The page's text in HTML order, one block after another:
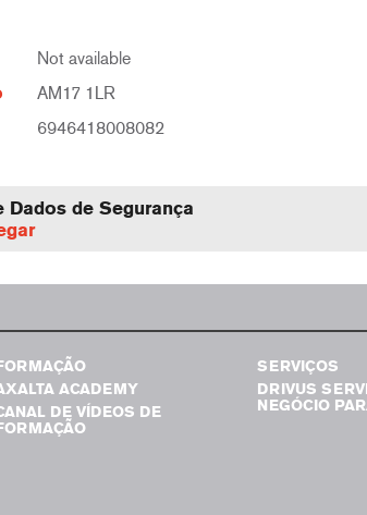
Not available
AM17 1LR
6946418008082
Dados de Segurança
ACADEMY
DE VÍDEOS DE
SERVIÇOS
DRIVUS
NEGÓCIO